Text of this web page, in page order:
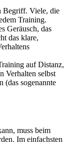
Begriff. Viele, die
Training.
Geräusch, das
das klare,
auf Distanz,
Verhalten selbst
(das sogenannte
muss beim
Im einfachsten